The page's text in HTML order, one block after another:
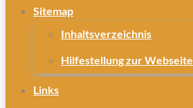
Sitemap
Inhaltsverzeichnis
Hilfestellung zur Webseite
Links